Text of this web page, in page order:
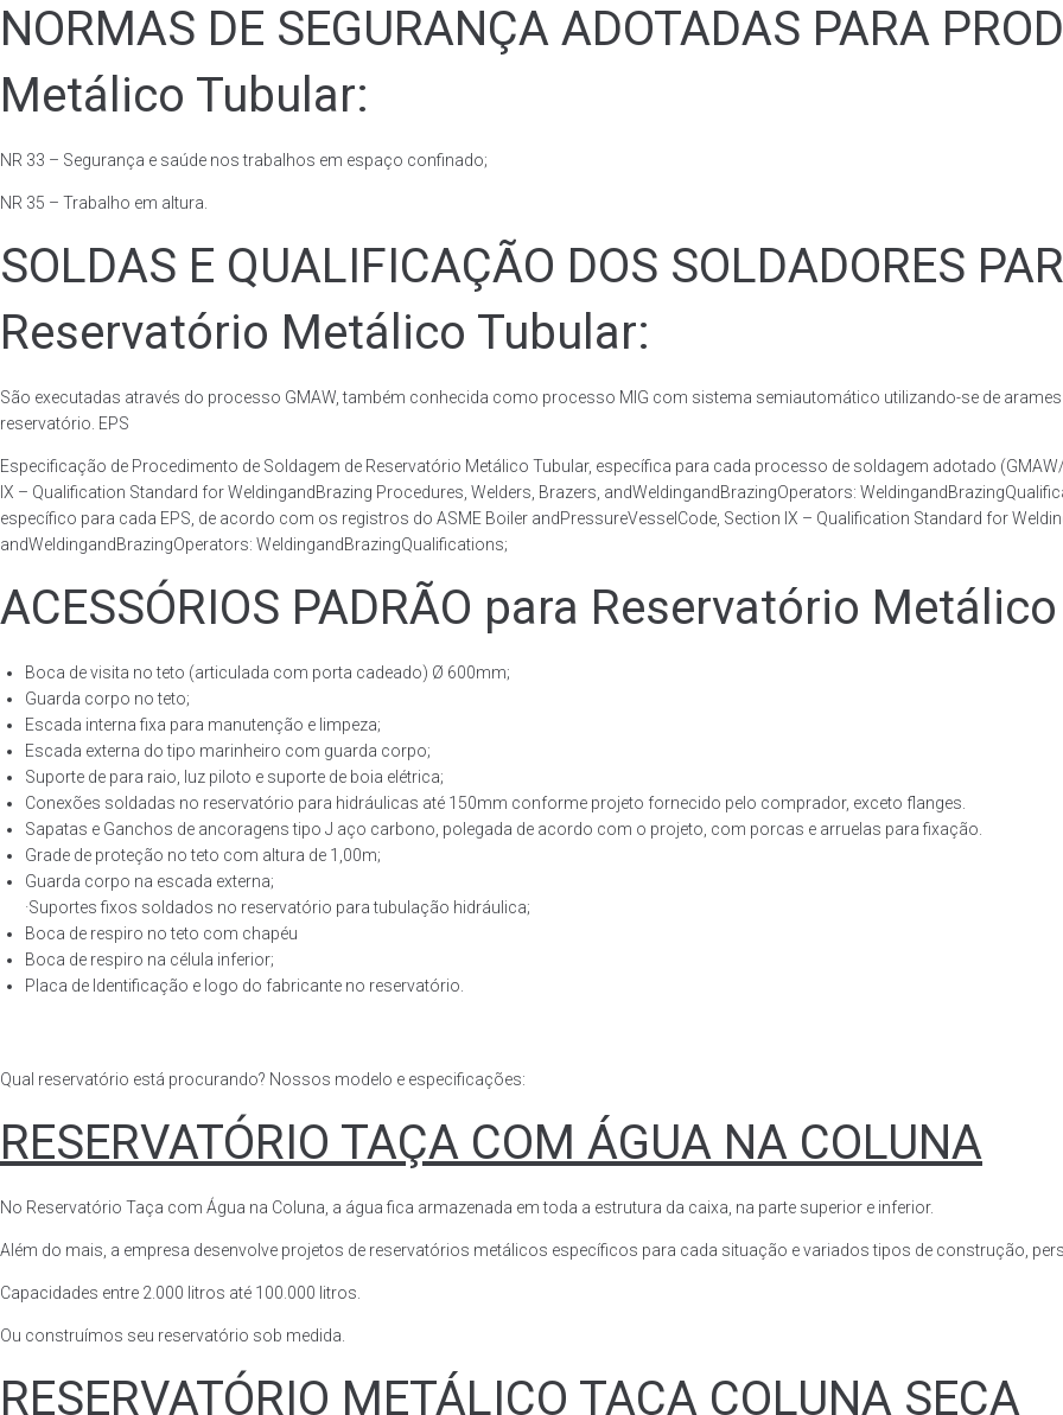
NORMAS DE SEGURANÇA ADOTADAS PARA
Metálico Tubular:
NR 33 – Segurança e saúde nos trabalhos em espaço confinado;
NR 35 – Trabalho em altura.
SOLDAS E QUALIFICAÇÃO DOS SOLDADORES
Reservatório Metálico Tubular:
São executadas através do processo GMAW, também conhecida como processo MIG com sistema semiautomático utilizando-se de
reservatório. EPS
Especificação de Procedimento de Soldagem de Reservatório Metálico Tubular, específica para cada processo de soldagem adotado
IX – Qualification Standard for WeldingandBrazing Procedures, Welders, Brazers, andWeldingandBrazingOperators:
específico para cada EPS, de acordo com os registros do ASME Boiler andPressureVesselCode, Section IX – Qualification Standard for
andWeldingandBrazingOperators: WeldingandBrazingQualifications;
ACESSÓRIOS PADRÃO para Reservatório
Boca de visita no teto (articulada com porta cadeado) Ø 600mm;
Guarda corpo no teto;
Escada interna fixa para manutenção e limpeza;
Escada externa do tipo marinheiro com guarda corpo;
Suporte de para raio, luz piloto e suporte de boia elétrica;
Conexões soldadas no reservatório para hidráulicas até 150mm conforme projeto fornecido pelo comprador, exceto flanges.
Sapatas e Ganchos de ancoragens tipo J aço carbono, polegada de acordo com o projeto, com porcas e arruelas para fixação.
Grade de proteção no teto com altura de 1,00m;
Guarda corpo na escada externa;
·Suportes fixos soldados no reservatório para tubulação hidráulica;
Boca de respiro no teto com chapéu
Boca de respiro na célula inferior;
Placa de Identificação e logo do fabricante no reservatório.
Qual reservatório está procurando? Nossos modelo e especificações:
RESERVATÓRIO TAÇA COM ÁGUA NA COLUNA
No Reservatório Taça com Água na Coluna, a água fica armazenada em toda a estrutura da caixa, na parte superior e inferior.
Além do mais, a empresa desenvolve projetos de reservatórios metálicos específicos para cada situação e variados tipos de construção,
Capacidades entre 2.000 litros até 100.000 litros.
Ou construímos seu reservatório sob medida.
RESERVATÓRIO METÁLICO TAÇA COLUNA SECA